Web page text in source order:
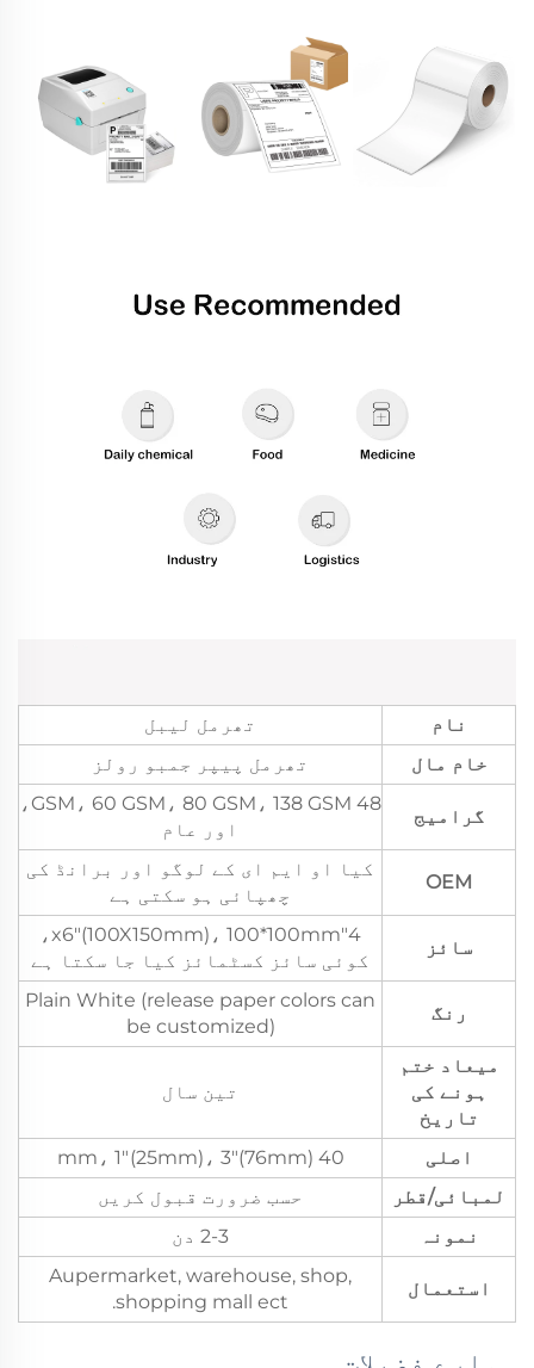
نام
تھرمل لیبل
خام مال
تھرمل پیپر جمبو رولز
گرامیج
48 GSM، 60 GSM، 80 GSM، 138 GSM،
اور عام
OEM
کیا او ایم ای کے لوگو اور برانڈ کی
چھپائی ہو سکتی ہے
سائز
4"x6"(100X150mm)، 100*100mm،
کوئی سائز کسٹمائز کیا جا سکتا ہے
رنگ
Plain White (release paper colors can
be customized)
میعاد ختم
ہونے کی
تاریخ
تین سال
اصلی
40 mm، 1"(25mm)، 3"(76mm)
لمبائی/قطر
حسب ضرورت قبول کریں
نمونہ
2-3 دن
استعمال
Aupermarket, warehouse, shop,
shopping mall ect.